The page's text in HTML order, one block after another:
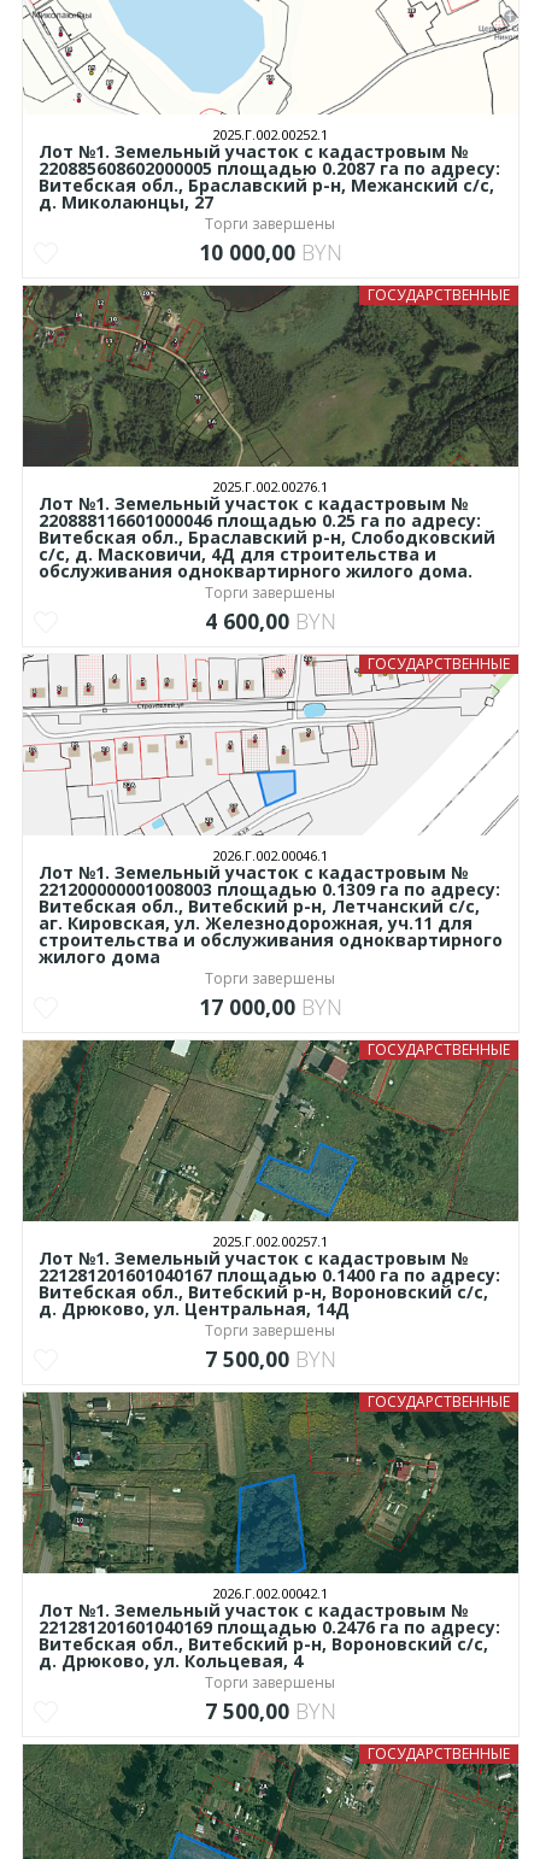
2025.Г.002.00252.1
Лот №1. Земельный участок с кадастровым №
220885608602000005 площадью 0.2087 га по адресу:
Витебская обл., Браславский р-н, Межанский с/с,
д. Миколаюнцы, 27
Торги завершены
10 000,00 BYN
ГОСУДАРСТВЕННЫЕ
2025.Г.002.00276.1
Лот №1. Земельный участок с кадастровым №
220888116601000046 площадью 0.25 га по адресу:
Витебская обл., Браславский р-н, Слободковский
с/с, д. Масковичи, 4Д для строительства и
обслуживания одноквартирного жилого дома.
Торги завершены
4 600,00 BYN
ГОСУДАРСТВЕННЫЕ
2026.Г.002.00046.1
Лот №1. Земельный участок с кадастровым №
221200000001008003 площадью 0.1309 га по адресу:
Витебская обл., Витебский р-н, Летчанский с/с,
аг. Кировская, ул. Железнодорожная, уч.11 для
строительства и обслуживания одноквартирного
жилого дома
Торги завершены
17 000,00 BYN
ГОСУДАРСТВЕННЫЕ
2025.Г.002.00257.1
Лот №1. Земельный участок с кадастровым №
221281201601040167 площадью 0.1400 га по адресу:
Витебская обл., Витебский р-н, Вороновский с/с,
д. Дрюково, ул. Центральная, 14Д
Торги завершены
7 500,00 BYN
ГОСУДАРСТВЕННЫЕ
2026.Г.002.00042.1
Лот №1. Земельный участок с кадастровым №
221281201601040169 площадью 0.2476 га по адресу:
Витебская обл., Витебский р-н, Вороновский с/с,
д. Дрюково, ул. Кольцевая, 4
Торги завершены
7 500,00 BYN
ГОСУДАРСТВЕННЫЕ